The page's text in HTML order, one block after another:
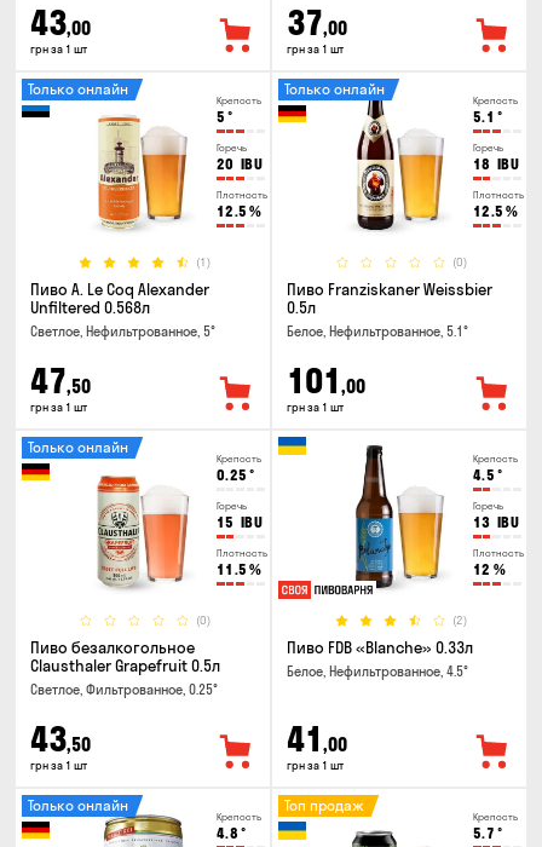
43,00
грн за 1 шт
37,00
грн за 1 шт
Крепость
5 °
Горечь
20 IBU
Плотность
12.5 %
(1)
Только онлайн
Пиво A. Le Coq Alexander
Unfiltered 0.568л
Светлое, Нефильтрованное, 5°
47,50
грн за 1 шт
Крепость
5.1 °
Горечь
18 IBU
Плотность
12.5 %
(0)
Только онлайн
Пиво Franziskaner Weissbier
0.5л
Белое, Нефильтрованное, 5.1°
101 ,00
грн за 1 шт
Крепость
0.25 °
Горечь
15 IBU
Плотность
11.5 %
(0)
Только онлайн
Пиво безалкогольное
Clausthaler Grapefruit 0.5л
Светлое, Фильтрованное, 0.25°
43,50
грн за 1 шт
Крепость
4.5 °
Горечь
13 IBU
Плотность
12 %
(2)
Пиво FDB «Blanche» 0.33л
Белое, Нефильтрованное, 4.5°
41 ,00
грн за 1 шт
Крепость
4.8 °
Только онлайн
Крепость
5.7 °
Топ продаж